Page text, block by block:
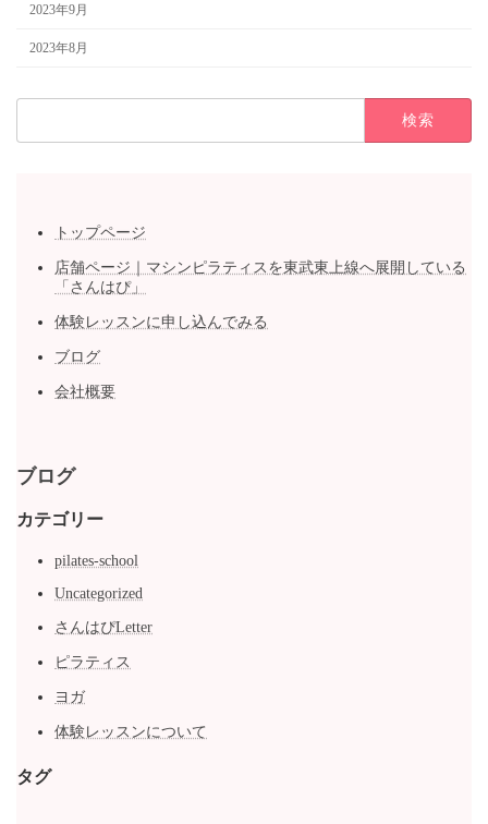
2023年9月
2023年8月
トップページ
店舗ページ｜マシンピラティスを東武東上線へ展開している
「さんはぴ」
体験レッスンに申し込んでみる
ブログ
会社概要
ブログ
カテゴリー
pilates-school
Uncategorized
さんはぴLetter
ピラティス
ヨガ
体験レッスンについて
タグ